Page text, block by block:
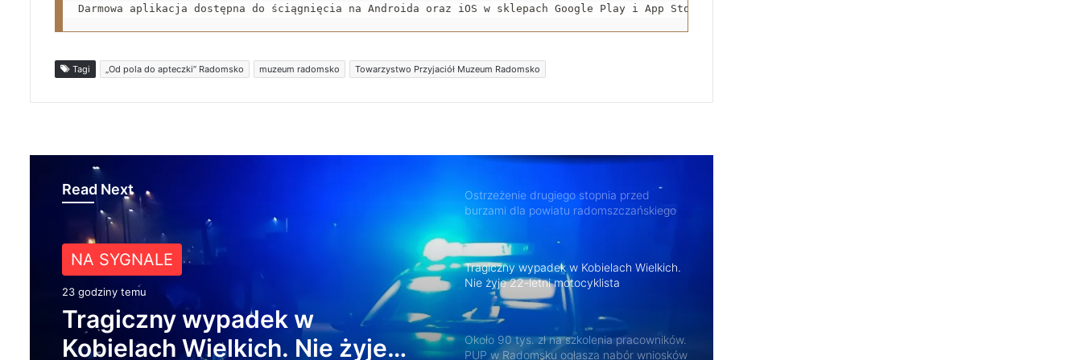
Darmowa aplikacja dostępna do ściągnięcia na Androida oraz iOS w sklepach Google Play i App Store.
Tagi „Od pola do apteczki” Radomsko muzeum radomsko Towarzystwo Przyjaciół Muzeum Radomsko
Read Next
NA SYGNALE
23 godziny temu
Z ŻYCIA MIASTA
1 dzień temu
Około 90 tys. zł na szkolenia
pracowników. PUP w Radomsku
zaawansowane badania i zabiegi
tłumy do Gomunic
Tragiczny wypadek w Kobielach Wielkich.
Nie żyje 22-letni motocyklista
Około 90 tys. zł na szkolenia pracowników.
PUP w Radomsku ogłasza nabór wniosków
Życie bez alkoholu – lepszy wybór.
Radomsko włącza się w Miesiąc